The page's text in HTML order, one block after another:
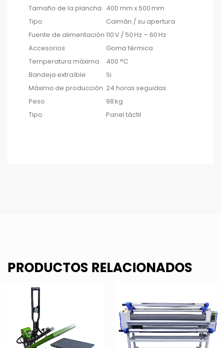
Tamaño de la plancha 400 mm x 500 mm
Tipo
Caimán / su apertura
Fuente de alimentación 110 V / 50 Hz – 60 Hz
Accesorios
Goma térmica
Temperatura máxima
400 °C
Bandeja extraíble
Si
Máximo de producción 24 horas seguidas
Peso
98 kg
Tipo
Panel táctil
PRODUCTOS RELACIONADOS